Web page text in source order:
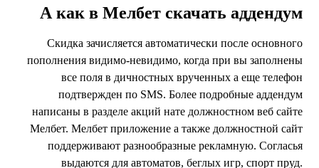
А как в Мелбет скачать
Скидка зачисляется автоматически после
пополнения видимо-невидимо, когда при вы
все поля в дичностных врученных а еще
подтвержден по SMS. Более подробные
написаны в разделе акций нате должностном веб
Мелбет. Мелбет приложение а также должностной
поддерживают разнообразные рекламную.
выдаются для автоматов, беглых игр, спорт